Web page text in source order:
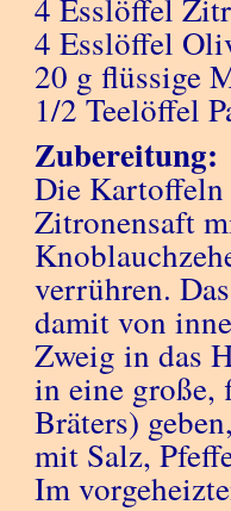
4 Esslöffel
4 Esslöffel
20 g flüssige
1/2 Teelöffel
Zubereitung:
Die Kartoffeln
Zitronensaft
verrühren.
damit von
Zweig in das
in eine große,
Bräters)
mit Salz,
Im